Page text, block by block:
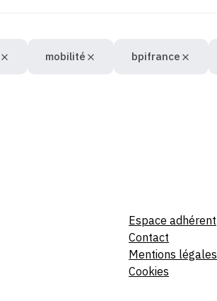
mobilité bpifrance
Espace adhérent
Contact
Mentions légales
Cookies